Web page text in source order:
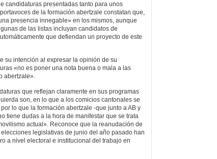
candidaturas presentadas tanto para unos
de la formación abertzale constatan que,
presencia innegable» en los mismos, aunque
de las listas incluyan candidatos de
que defiendan un proyecto de este
su intención al expresar la opinión de su
«no es poner una nota buena o mala a las
abertzale».
que reflejan claramente en sus programas
son, en lo que a los comicios cantonales se
lo que la formación abertzale -que junto a AB y
tiene dudas a la hora de manifestar que se trata
actual». Reconoce que la reanudación de
legislativas de junio del año pasado han
a nivel electoral e institucional del trabajo en